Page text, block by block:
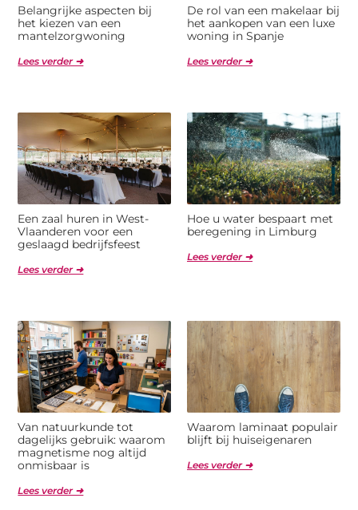
Belangrijke aspecten bij
het kiezen van een
mantelzorgwoning
Lees verder ➜
De rol van een makelaar bij
het aankopen van een luxe
woning in Spanje
Lees verder ➜
Een zaal huren in West-
Vlaanderen voor een
geslaagd bedrijfsfeest
Lees verder ➜
Hoe u water bespaart met
beregening in Limburg
Lees verder ➜
Van natuurkunde tot
dagelijks gebruik: waarom
magnetisme nog altijd
onmisbaar is
Lees verder ➜
Waarom laminaat populair
blijft bij huiseigenaren
Lees verder ➜